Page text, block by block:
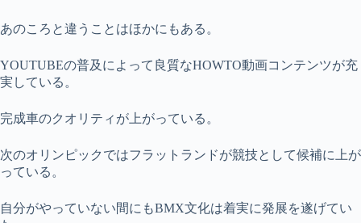
あのころと違うことはほかにもある。
YOUTUBEの普及によって良質なHOWTO動画コンテンツが充
実している。
完成車のクオリティが上がっている。
次のオリンピックではフラットランドが競技として候補に上が
っている。
自分がやっていない間にもBMX文化は着実に発展を遂げてい